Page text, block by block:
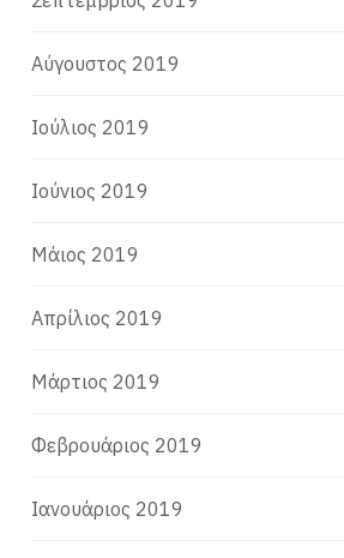
Αύγουστος 2019
Ιούλιος 2019
Ιούνιος 2019
Μάιος 2019
Απρίλιος 2019
Μάρτιος 2019
Φεβρουάριος 2019
Ιανουάριος 2019